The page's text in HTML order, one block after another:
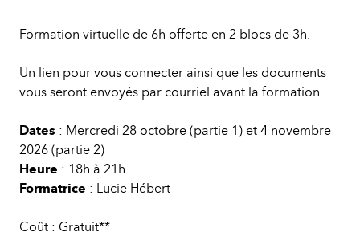
Formation virtuelle de 6h offerte en 2 blocs de 3h.
Un lien pour vous connecter ainsi que les documents
vous seront envoyés par courriel avant la formation.
Dates : Mercredi 28 octobre (partie 1) et 4 novembre
2026 (partie 2)
Heure : 18h à 21h
Formatrice : Lucie Hébert
Coût : Gratuit**